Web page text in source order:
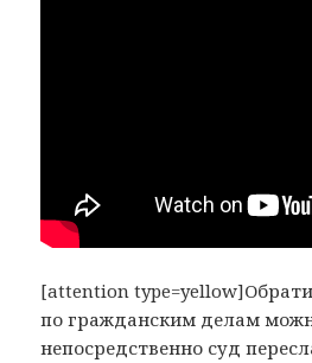
[attention
по гражданским делам
непосредственно суд